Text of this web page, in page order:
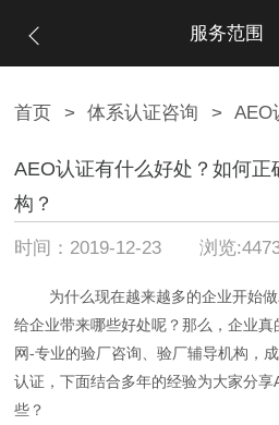
服务范围
首页 > 体系认证咨询 > AEO
AEO认证有什么好处？如何
构？
时间：2019-12-23 浏览
为什么现在越来越多的企业开始做
给企业带来哪些好处呢？那么，企业
网-专业的验厂咨询、验厂辅导机构，
认证，下面结合多年的经验为大家分
些？